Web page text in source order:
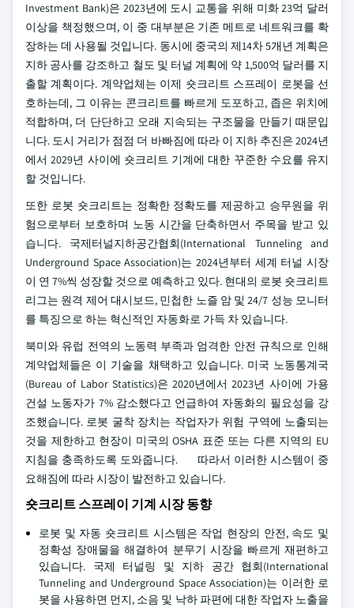
Investment Bank)은 2023년에 도시 교통을 위해 미화 23억 달러
이상을 책정했으며, 이 중 대부분은 기존 메트로 네트워크를 확
장하는 데 사용될 것입니다. 동시에 중국의 제14차 5개년 계획은
지하 공사를 강조하고 철도 및 터널 계획에 약 1,500억 달러를 지
출할 계획이다. 계약업체는 이제 숏크리트 스프레이 로봇을 선
호하는데, 그 이유는 콘크리트를 빠르게 도포하고, 좁은 위치에
적합하며, 더 단단하고 오래 지속되는 구조물을 만들기 때문입
니다. 도시 거리가 점점 더 바빠짐에 따라 이 지하 추진은 2024년
에서 2029년 사이에 숏크리트 기계에 대한 꾸준한 수요를 유지
할 것입니다.
또한 로봇 숏크리트는 정확한 정확도를 제공하고 승무원을 위
험으로부터 보호하며 노동 시간을 단축하면서 주목을 받고 있
습니다. 국제터널지하공간협회(International Tunneling and
Underground Space Association)는 2024년부터 세계 터널 시장
이 연 7%씩 성장할 것으로 예측하고 있다. 현대의 로봇 숏크리트
리그는 원격 제어 대시보드, 민첩한 노즐 암 및 24/7 성능 모니터
를 특징으로 하는 혁신적인 자동화로 가득 차 있습니다.
북미와 유럽 전역의 노동력 부족과 엄격한 안전 규칙으로 인해
계약업체들은 이 기술을 채택하고 있습니다. 미국 노동통계국
(Bureau of Labor Statistics)은 2020년에서 2023년 사이에 가용
건설 노동자가 7% 감소했다고 언급하여 자동화의 필요성을 강
조했습니다. 로봇 굴착 장치는 작업자가 위험 구역에 노출되는
것을 제한하고 현장이 미국의 OSHA 표준 또는 다른 지역의 EU
지침을 충족하도록 도와줍니다. 따라서 이러한 시스템이 중
요해짐에 따라 시장이 발전하고 있습니다.
숏크리트 스프레이 기계 시장 동향
로봇 및 자동 숏크리트 시스템은 작업 현장의 안전, 속도 및
정확성 장애물을 해결하여 분무기 시장을 빠르게 재편하고
있습니다. 국제 터널링 및 지하 공간 협회(International
Tunneling and Underground Space Association)는 이러한 로
봇을 사용하면 먼지, 소음 및 낙하 파편에 대한 작업자 노출을